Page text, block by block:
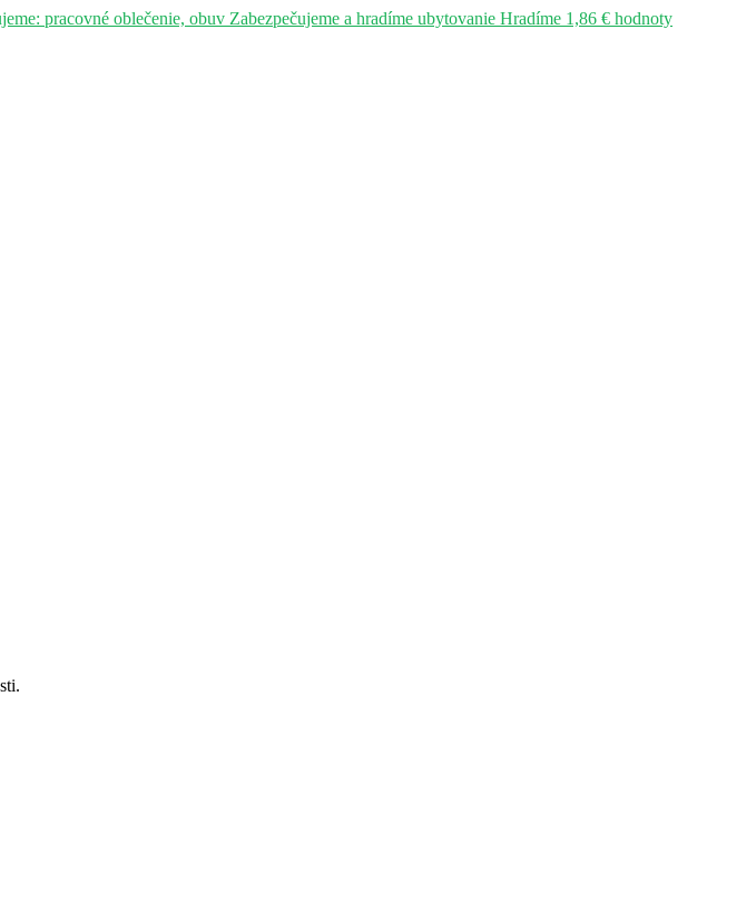
pracovné oblečenie, obuv Zabezpečujeme a hradíme ubytovanie Hradíme 1,86 € hodnoty